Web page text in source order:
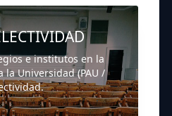
e institutos en la
la Universidad (PAU /